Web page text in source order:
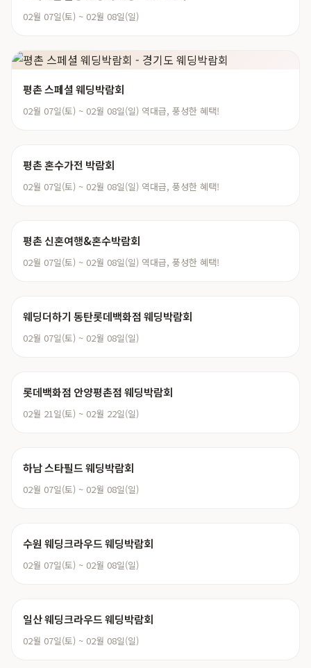
02월 07일(토) ~ 02월 08일(일)
평촌 스페셜 웨딩박람회
02월 07일(토) ~ 02월 08일(일) 역대급, 풍성한 혜택!
평촌 혼수가전 박람회
02월 07일(토) ~ 02월 08일(일) 역대급, 풍성한 혜택!
평촌 신혼여행&혼수박람회
02월 07일(토) ~ 02월 08일(일) 역대급, 풍성한 혜택!
웨딩더하기 동탄롯데백화점 웨딩박람회
02월 07일(토) ~ 02월 08일(일)
롯데백화점 안양평촌점 웨딩박람회
02월 21일(토) ~ 02월 22일(일)
하남 스타필드 웨딩박람회
02월 07일(토) ~ 02월 08일(일)
수원 웨딩크라우드 웨딩박람회
02월 07일(토) ~ 02월 08일(일)
일산 웨딩크라우드 웨딩박람회
02월 07일(토) ~ 02월 08일(일)